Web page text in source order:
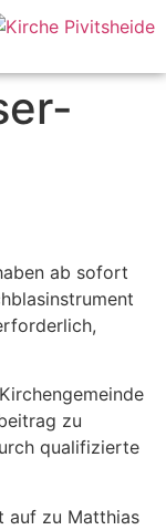
ab sofort
zu
qualifizierte
auf zu Matthias